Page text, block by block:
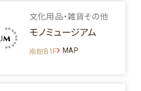
文化用品・雑貨その他
モノミュージアム
南館B1F MAP